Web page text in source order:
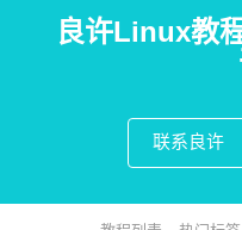
良许Linux教
联系良许